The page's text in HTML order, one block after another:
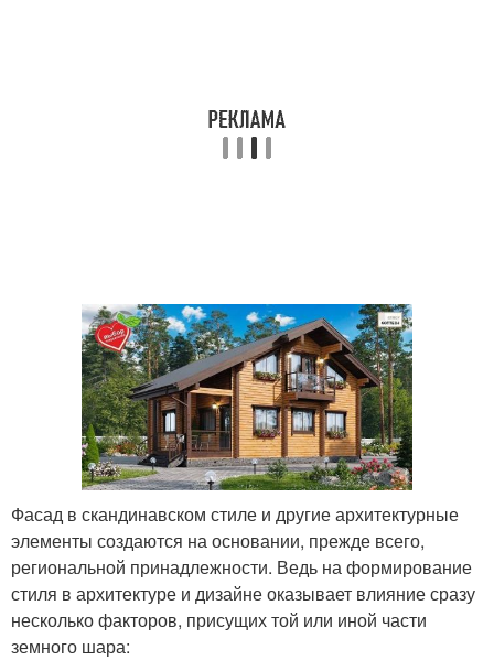
Фасад в скандинавском стиле и другие архитектурные
элементы создаются на основании, прежде всего,
региональной принадлежности. Ведь на формирование
стиля в архитектуре и дизайне оказывает влияние сразу
несколько факторов, присущих той или иной части
земного шара: